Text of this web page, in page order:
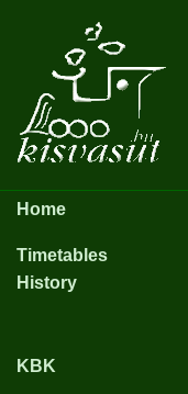
Home
Timetables
History
KBK